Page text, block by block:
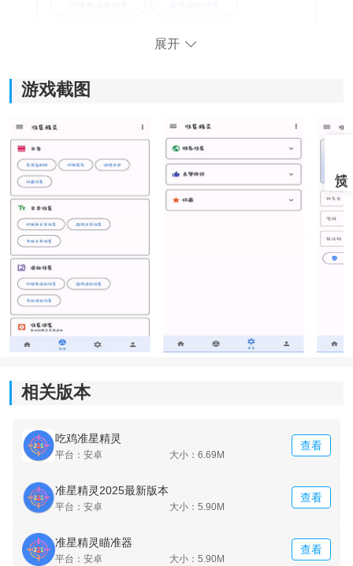
软件功能：
1、一键开启：
支持快速启动准星辅助功能，不需要复杂设置就能直接
使用，同时也保留了更多自定义选项，方便深度调整。
2、微调与DIY：
支持调整准星位置、颜色和样式，还能根据手机屏幕情
况进行微调，让显示效果更加贴合个人习惯。
3、快捷启动：
提供快捷入口，进入游戏前可快速开启相关功能，减少
重复操作步骤。
展开
游戏截图
相关版本
吃鸡准星精灵
平台：安卓 大小：6.69M
查看
准星精灵2025最新版本
平台：安卓 大小：5.90M
查看
准星精灵瞄准器
平台：安卓 大小：5.90M
查看